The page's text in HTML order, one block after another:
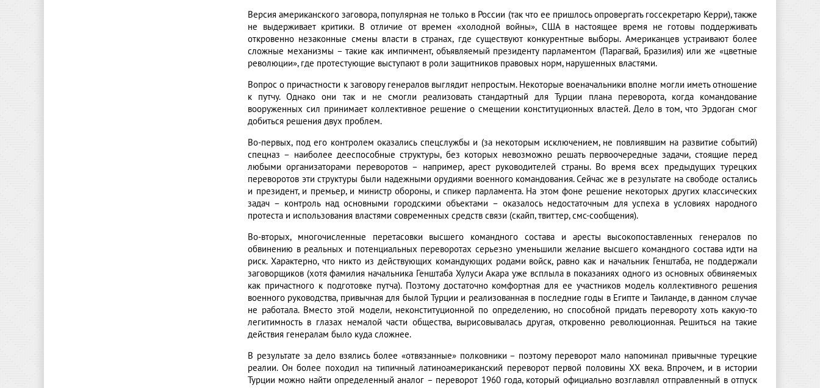
Версия американского заговора, популярная не только в России (так что ее пришлось опровергать госсекретарю Керри), также
не выдерживает критики. В отличие от времен «холодной войны», США в настоящее время не готовы поддерживать
откровенно незаконные смены власти в странах, где существуют конкурентные выборы. Американцев устраивают более
сложные механизмы – такие как импичмент, объявляемый президенту парламентом (Парагвай, Бразилия) или же «цветные
революции», где протестующие выступают в роли защитников правовых норм, нарушенных властями.
Вопрос о причастности к заговору генералов выглядит непростым. Некоторые военачальники вполне могли иметь отношение
к путчу. Однако они так и не смогли реализовать стандартный для Турции плана переворота, когда командование
вооруженных сил принимает коллективное решение о смещении конституционных властей. Дело в том, что Эрдоган смог
добиться решения двух проблем.
Во-первых, под его контролем оказались спецслужбы и (за некоторым исключением, не повлиявшим на развитие событий)
спецназ – наиболее дееспособные структуры, без которых невозможно решать первоочередные задачи, стоящие перед
любыми организаторами переворотов – например, арест руководителей страны. Во время всех предыдущих турецких
переворотов эти структуры были надежными орудиями военного командования. Сейчас же в результате на свободе остались
и президент, и премьер, и министр обороны, и спикер парламента. На этом фоне решение некоторых других классических
задач – контроль над основными городскими объектами – оказалось недостаточным для успеха в условиях народного
протеста и использования властями современных средств связи (скайп, твиттер, смс-сообщения).
Во-вторых, многочисленные перетасовки высшего командного состава и аресты высокопоставленных генералов по
обвинению в реальных и потенциальных переворотах серьезно уменьшили желание высшего командного состава идти на
риск. Характерно, что никто из действующих командующих родами войск, равно как и начальник Генштаба, не поддержали
заговорщиков (хотя фамилия начальника Генштаба Хулуси Акара уже всплыла в показаниях одного из основных обвиняемых
как причастного к подготовке путча). Поэтому достаточно комфортная для ее участников модель коллективного решения
военного руководства, привычная для былой Турции и реализованная в последние годы в Египте и Таиланде, в данном случае
не работала. Вместо этой модели, неконституционной по определению, но способной придать перевороту хоть какую-то
легитимность в глазах немалой части общества, вырисовывалась другая, откровенно революционная. Решиться на такие
действия генералам было куда сложнее.
В результате за дело взялись более «отвязанные» полковники – поэтому переворот мало напоминал привычные турецкие
реалии. Он более походил на типичный латиноамериканский переворот первой половины ХХ века. Впрочем, и в истории
Турции можно найти определенный аналог – переворот 1960 года, который официально возглавлял отправленный в отпуск